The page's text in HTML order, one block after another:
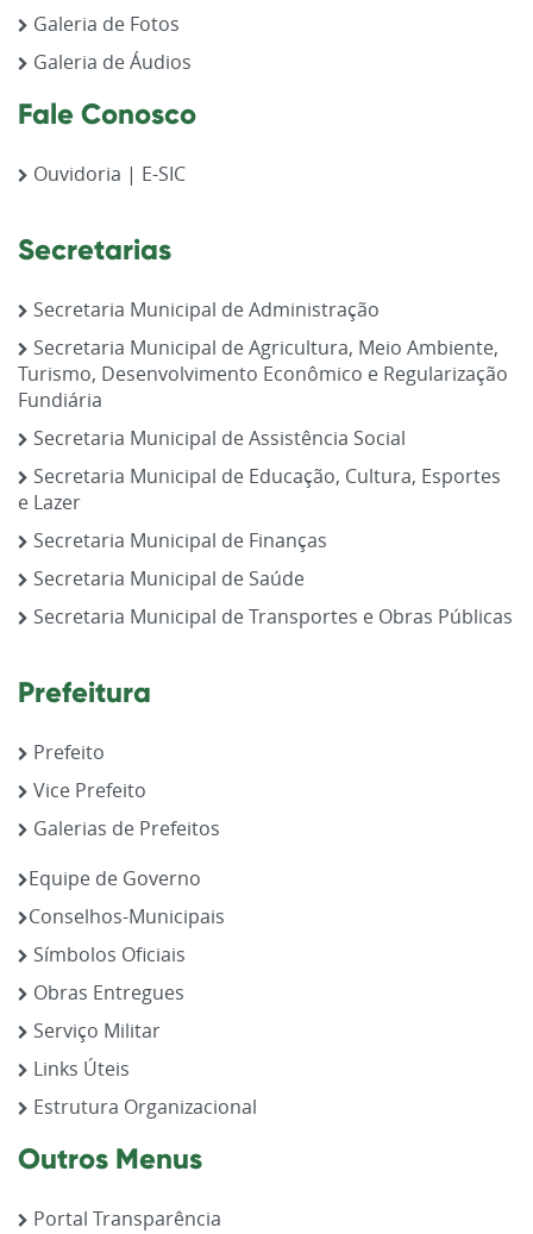
Galeria de Fotos
Galeria de Áudios
Fale Conosco
Ouvidoria | E-SIC
Secretarias
Secretaria Municipal de Administração
Secretaria Municipal de Agricultura, Meio Ambiente,
Turismo, Desenvolvimento Econômico e Regularização
Fundiária
Secretaria Municipal de Assistência Social
Secretaria Municipal de Educação, Cultura, Esportes
e Lazer
Secretaria Municipal de Finanças
Secretaria Municipal de Saúde
Secretaria Municipal de Transportes e Obras Públicas
Prefeitura
Prefeito
Vice Prefeito
Galerias de Prefeitos
Equipe de Governo
Conselhos-Municipais
Símbolos Oficiais
Obras Entregues
Serviço Militar
Links Úteis
Estrutura Organizacional
Outros Menus
Portal Transparência